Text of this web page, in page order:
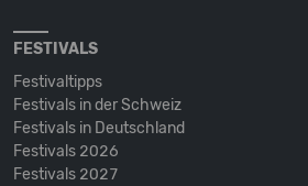
FESTIVALS
Festivaltipps
Festivals in der Schweiz
Festivals in Deutschland
Festivals 2026
Festivals 2027